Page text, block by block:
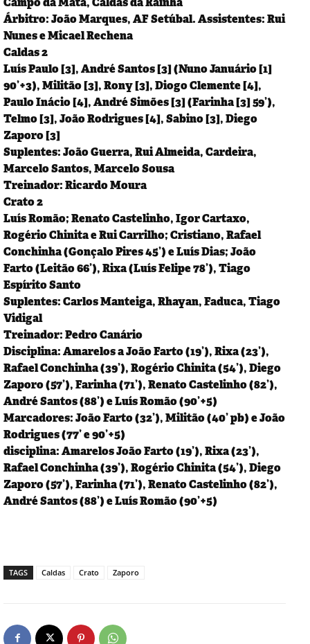
Árbitro: João Marques, AF Setúbal. Assistentes: Rui
Nunes e Micael Rechena
Caldas 2
Luís Paulo [3], André Santos [3] (Nuno Januário [1]
90’+3), Militão [3], Rony [3], Diogo Clemente [4],
Paulo Inácio [4], André Simões [3] (Farinha [3] 59’),
Telmo [3], João Rodrigues [4], Sabino [3], Diego
Zaporo [3]
Suplentes: João Guerra, Rui Almeida, Cardeira,
Marcelo Santos, Marcelo Sousa
Treinador: Ricardo Moura
Crato 2
Luís Romão; Renato Castelinho, Igor Cartaxo,
Rogério Chinita e Rui Carrilho; Cristiano, Rafael
Conchinha (Gonçalo Pires 45’) e Luís Dias; João
Farto (Leitão 66’), Rixa (Luís Felipe 78’), Tiago
Espírito Santo
Suplentes: Carlos Manteiga, Rhayan, Faduca, Tiago
Vidigal
Treinador: Pedro Canário
Disciplina: Amarelos a João Farto (19’), Rixa (23’),
Rafael Conchinha (39’), Rogério Chinita (54’), Diego
Zaporo (57’), Farinha (71’), Renato Castelinho (82’),
André Santos (88’) e Luís Romão (90’+5)
Marcadores: João Farto (32’), Militão (40’ pb) e João
Rodrigues (77’ e 90’+5)
disciplina: Amarelos João Farto (19’), Rixa (23’),
Rafael Conchinha (39’), Rogério Chinita (54’), Diego
Zaporo (57’), Farinha (71’), Renato Castelinho (82’),
André Santos (88’) e Luís Romão (90’+5)
TAGS Caldas Crato Zaporo